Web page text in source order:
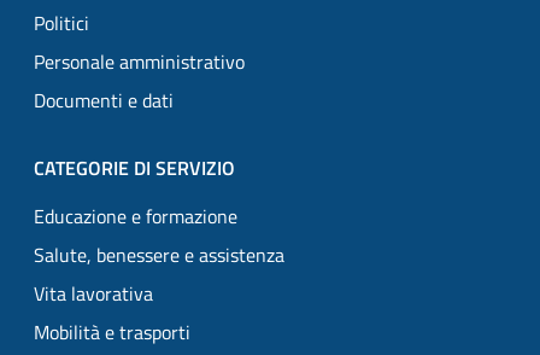
Politici
Personale amministrativo
Documenti e dati
CATEGORIE DI SERVIZIO
Educazione e formazione
Salute, benessere e assistenza
Vita lavorativa
Mobilità e trasporti